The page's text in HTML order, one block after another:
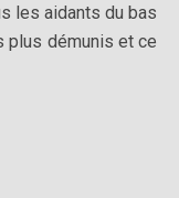
les aidants du bas
plus démunis et ce